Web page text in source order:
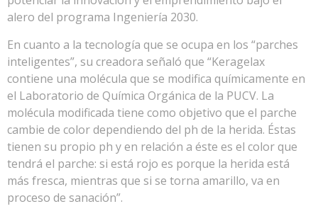
alero del programa Ingeniería 2030.
En cuanto a la tecnología que se ocupa en los “parches
inteligentes”, su creadora señaló que “Keragelax
contiene una molécula que se modifica químicamente en
el Laboratorio de Química Orgánica de la PUCV. La
molécula modificada tiene como objetivo que el parche
cambie de color dependiendo del ph de la herida. Éstas
tienen su propio ph y en relación a éste es el color que
tendrá el parche: si está rojo es porque la herida está
más fresca, mientras que si se torna amarillo, va en
proceso de sanación”.